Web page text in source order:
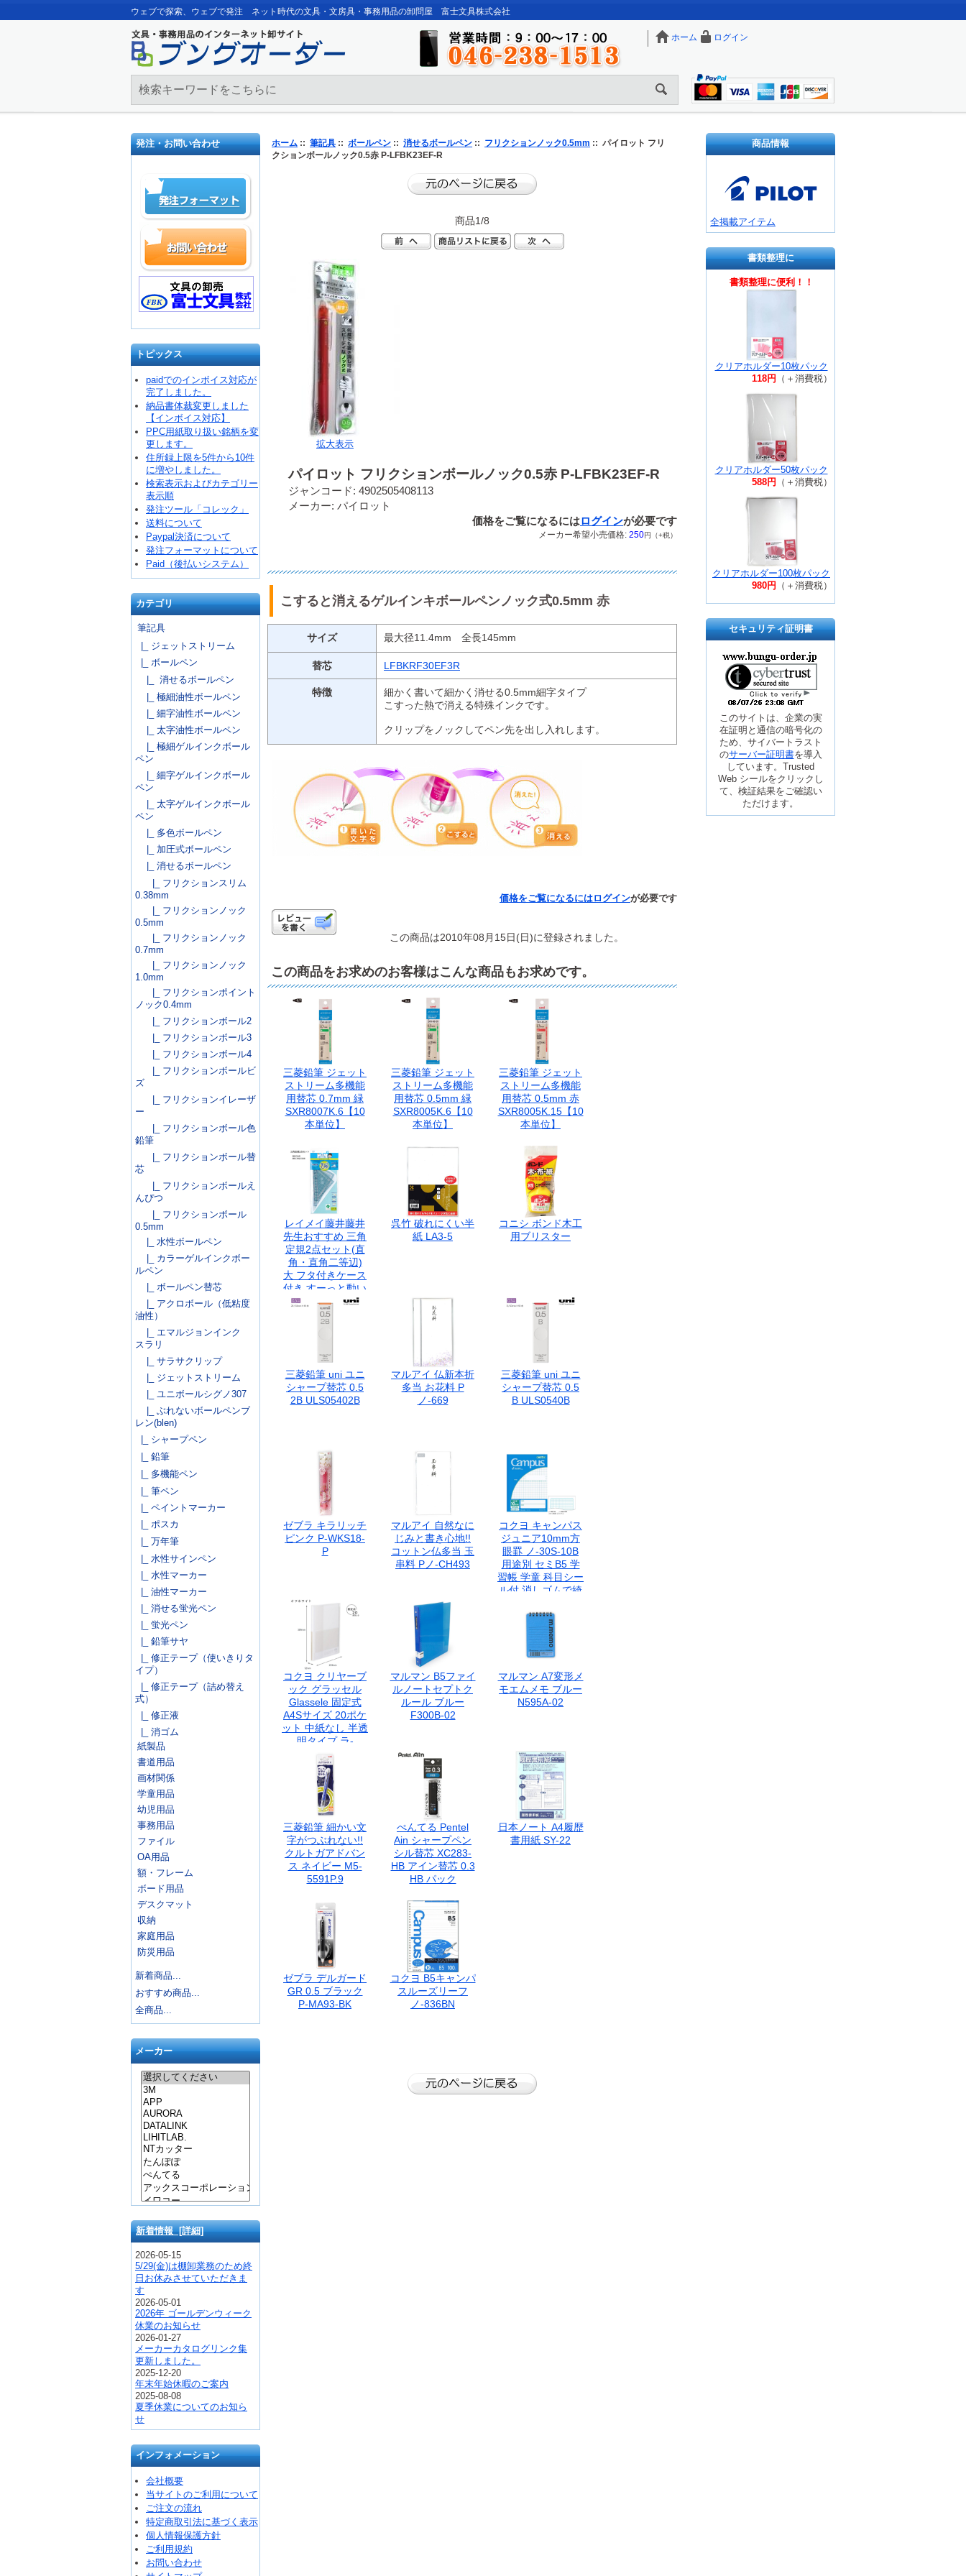
ウェブで探索、ウェブで発注 ネット時代の文具・文房具・事務用品の卸問屋 富士文具株式会社
ホーム ログイン
発注・お問い合わせ
トピックス
paidでのインボイス対応が
完了しました。
納品書体裁変更しました
【インボイス対応】
PPC用紙取り扱い銘柄を変
更します。
住所録上限を5件から10件
に増やしました。
検索表示およびカテゴリー
表示順
発注ツール「コレック」
送料について
Paypal決済について
発注フォーマットについて
Paid（後払いシステム）
カテゴリ
筆記具
|_ ジェットストリーム
|_ ボールペン
|_ 消せるボールペン
|_ 極細油性ボールペン
|_ 細字油性ボールペン
|_ 太字油性ボールペン
|_ 極細ゲルインクボール
ペン
|_ 細字ゲルインクボール
ペン
|_ 太字ゲルインクボール
ペン
|_ 多色ボールペン
|_ 加圧式ボールペン
|_ 消せるボールペン
|_ フリクションスリム
0.38mm
|_ フリクションノック
0.5mm
|_ フリクションノック
0.7mm
|_ フリクションノック
1.0mm
|_ フリクションポイント
ノック0.4mm
|_ フリクションボール2
|_ フリクションボール3
|_ フリクションボール4
|_ フリクションボールビ
ズ
|_ フリクションイレーザ
ー
|_ フリクションボール色
鉛筆
|_ フリクションボール替
芯
|_ フリクションボールえ
んぴつ
|_ フリクションボール
0.5mm
|_ 水性ボールペン
|_ カラーゲルインクボー
ルペン
|_ ボールペン替芯
|_ アクロボール（低粘度
油性）
|_ エマルジョンインク
スラリ
|_ サラサクリップ
|_ ジェットストリーム
|_ ユニボールシグノ307
|_ ぶれないボールペンブ
レン(blen)
|_ シャープペン
|_ 鉛筆
|_ 多機能ペン
|_ 筆ペン
|_ ペイントマーカー
|_ ポスカ
|_ 万年筆
|_ 水性サインペン
|_ 水性マーカー
|_ 油性マーカー
|_ 消せる蛍光ペン
|_ 蛍光ペン
|_ 鉛筆サヤ
|_ 修正テープ（使いきりタ
イプ）
|_ 修正テープ（詰め替え
式）
|_ 修正液
|_ 消ゴム
紙製品
書道用品
画材関係
学童用品
幼児用品
事務用品
ファイル
OA用品
額・フレーム
ボード用品
デスクマット
収納
家庭用品
防災用品
新着商品...
おすすめ商品...
全商品...
メーカー
新着情報 [詳細]
2026-05-15
5/29(金)は棚卸業務のため終
日お休みさせていただきま
す
2026-05-01
2026年 ゴールデンウィーク
休業のお知らせ
2026-01-27
メーカーカタログリンク集
更新しました。
2025-12-20
年末年始休暇のご案内
2025-08-08
夏季休業についてのお知ら
せ
インフォメーション
会社概要
当サイトのご利用について
ご注文の流れ
特定商取引法に基づく表示
個人情報保護方針
ご利用規約
お問い合わせ
ホーム ::筆記具 ::ボールペン ::消せるボールペン :: フリクションノック0.5mm :: パイロット フリ
クションボールノック0.5赤 P-LFBK23EF-R
商品1/8
拡大表示
パイロット フリクションボールノック0.5赤 P-LFBK23EF-R
ジャンコード: 4902505408113
メーカー: パイロット
価格をご覧になるにはログインが必要です
メーカー希望小売価格: 250円（+税）
こすると消えるゲルインキボールペンノック式0.5mm 赤
サイズ 最大径11.4mm 全長145mm
替芯 LFBKRF30EF3R
特徴
細かく書いて細かく消せる0.5mm細字タイプ
こすった熱で消える特殊インクです。
クリップをノックしてペン先を出し入れします。
価格をご覧になるにはログインが必要です
この商品は2010年08月15日(日)に登録されました。
この商品をお求めのお客様はこんな商品もお求めです。
三菱鉛筆 ジェット
ストリーム多機能
用替芯 0.7mm 緑
SXR8007K.6【10
本単位】
三菱鉛筆 ジェット
ストリーム多機能
用替芯 0.5mm 緑
SXR8005K.6【10
本単位】
三菱鉛筆 ジェット
ストリーム多機能
用替芯 0.5mm 赤
SXR8005K.15【10
本単位】
レイメイ藤井藤井
先生おすすめ 三角
定規2点セット(直
角・直角二等辺)
大 フタ付きケース
付き すーっと動い
てぴたっと止まる!
線をひきやすい三
角定規セット
呉竹 破れにくい半
紙 LA3-5
コニシ ボンド木工
用ブリスター
三菱鉛筆 uni ユニ
シャープ替芯 0.5
2B ULS05402B
マルアイ 仏新本折
多当 お花料 P
ノ-669
三菱鉛筆 uni ユニ
シャープ替芯 0.5
B ULS0540B
ゼブラ キラリッチ
ピンク P-WKS18-
P
マルアイ 自然なに
じみと書き心地!!
コットン仏多当 玉
串料 Pノ-CH493
コクヨ キャンパス
ジュニア10mm方
眼罫 ノ-30S-10B
用途別 セミB5 学
習帳 学童 科目シー
ル付 消しゴムで綺
気のキャンパスノ
ート
コクヨ クリヤーブ
ック グラッセル
Glassele 固定式
A4Sサイズ 20ポケ
ット 中紙なし 半透
明タイプ ラ-
GL20W ホワイト
マルマン B5ファイ
ルノートセプトク
ルール ブルー
F300B-02
マルマン A7変形メ
モエムメモ ブルー
N595A-02
三菱鉛筆 細かい文
字がつぶれない!!
クルトガアドバン
ス ネイビー M5-
5591P.9
ぺんてる Pentel
Ain シャープペン
シル替芯 XC283-
HB アイン替芯 0.3
HB パック
日本ノート A4履歴
書用紙 SY-22
ゼブラ デルガード
GR 0.5 ブラック
P-MA93-BK
コクヨ B5キャンパ
スルーズリーフ
ノ-836BN
商品情報
全掲載アイテム
書類整理に
書類整理に便利！！
クリアホルダー10枚パック
118円
（＋消費税）
クリアホルダー50枚パック
588円
（＋消費税）
クリアホルダー100枚パック
980円
（＋消費税）
セキュリティ証明書
このサイトは、企業の実
在証明と通信の暗号化の
ため、サイバートラスト
のサーバー証明書を導入
しています。Trusted
Web シールをクリックし
て、検証結果をご確認い
ただけます。